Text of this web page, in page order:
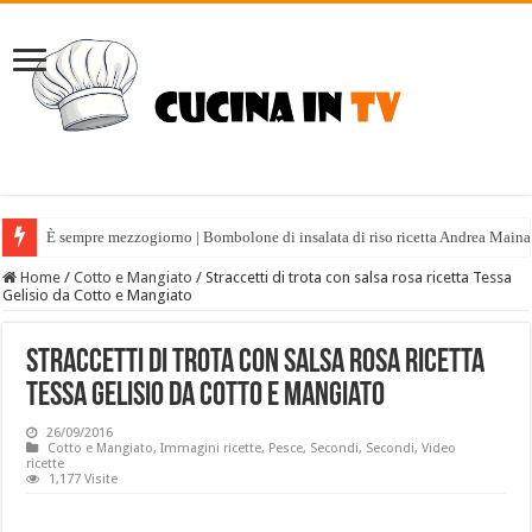
È sempre mezzogiorno | Bombolone di insalata di riso ricetta Andrea
Home / Cotto e Mangiato / Straccetti di trota con salsa rosa ricetta Tessa
Gelisio da Cotto e Mangiato
Straccetti di trota con salsa rosa ricetta
Tessa Gelisio da Cotto e Mangiato
26/09/2016
Cotto e Mangiato,Immagini ricette, Pesce, Secondi, Secondi,Video
ricette
1,177 Visite